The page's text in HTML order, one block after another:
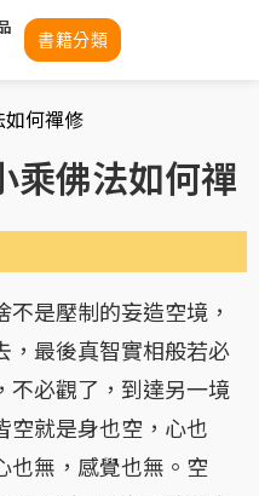
書籍分類
何禪修
乘佛法如何禪
壓制的妄造空境，
，最後真智實相般若必
不必觀了，到達另一境
空就是身也空，心也
也無，感覺也無。空